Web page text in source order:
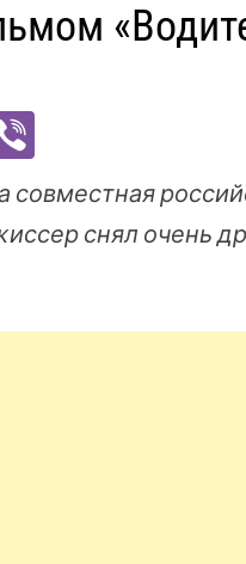
совместная
снял очень